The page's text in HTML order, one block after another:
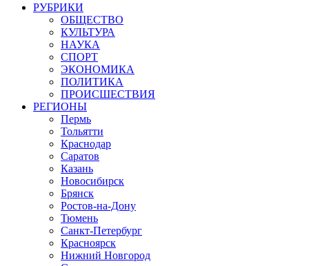
РУБРИКИ
ОБЩЕСТВО
КУЛЬТУРА
НАУКА
СПОРТ
ЭКОНОМИКА
ПОЛИТИКА
ПРОИСШЕСТВИЯ
РЕГИОНЫ
Пермь
Тольятти
Краснодар
Саратов
Казань
Новосибирск
Брянск
Ростов-на-Дону
Тюмень
Санкт-Петербург
Красноярск
Нижний Новгород